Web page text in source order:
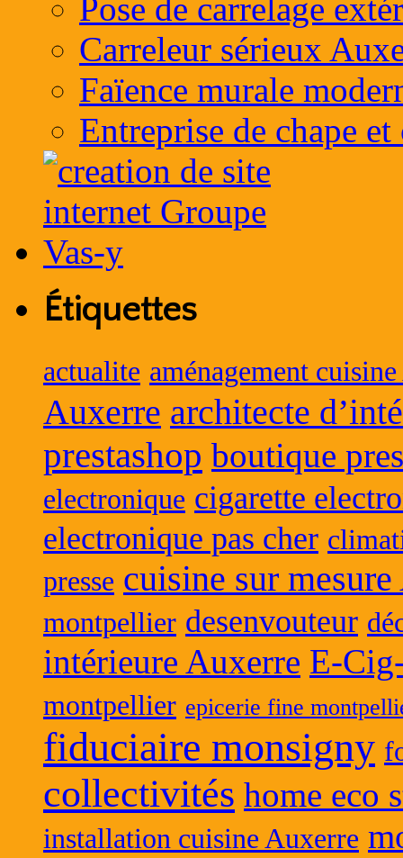
Pose de carrelage
Carreleur sérieux
Faïence murale
Entreprise de chape
Étiquettes
actualite aménagement
Auxerre architecte
prestashop boutique
electronique cigarette
electronique pas cher
presse cuisine sur
montpellier desenvouteur
intérieure Auxerre E-
montpellier epicerie fine
fiduciaire monsigny
collectivités home eco
installation cuisine Auxerre